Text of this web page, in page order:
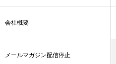
会社概要
メールマガジン配信停止